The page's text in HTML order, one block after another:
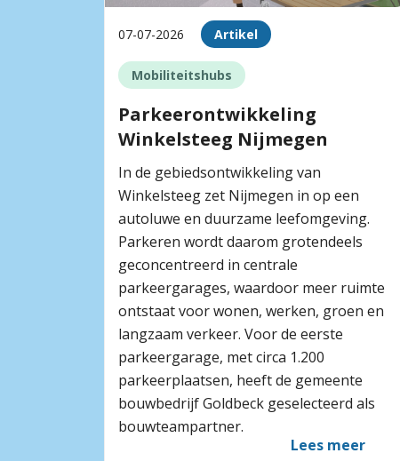
07-07-2026 Artikel
Mobiliteitshubs
Parkeerontwikkeling
Winkelsteeg Nijmegen
In de gebiedsontwikkeling van
Winkelsteeg zet Nijmegen in op een
autoluwe en duurzame leefomgeving.
Parkeren wordt daarom grotendeels
geconcentreerd in centrale
parkeergarages, waardoor meer ruimte
ontstaat voor wonen, werken, groen en
langzaam verkeer. Voor de eerste
parkeergarage, met circa 1.200
parkeerplaatsen, heeft de gemeente
bouwbedrijf Goldbeck geselecteerd als
bouwteampartner.
Lees meer